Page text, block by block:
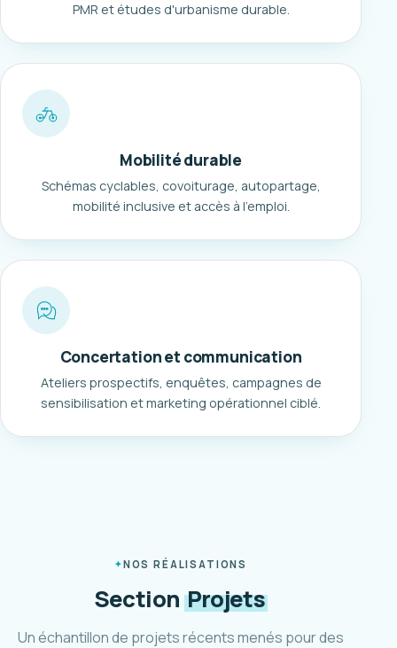
PMR et études d'urbanisme durable.
Mobilité durable
Schémas cyclables, covoiturage, autopartage,
mobilité inclusive et accès à l'emploi.
Concertation et communication
Ateliers prospectifs, enquêtes, campagnes de
sensibilisation et marketing opérationnel ciblé.
NOS RÉALISATIONS
Section Projets
Un échantillon de projets récents menés pour des